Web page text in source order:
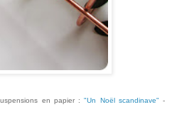
en papier :"Un Noël scandinave" -